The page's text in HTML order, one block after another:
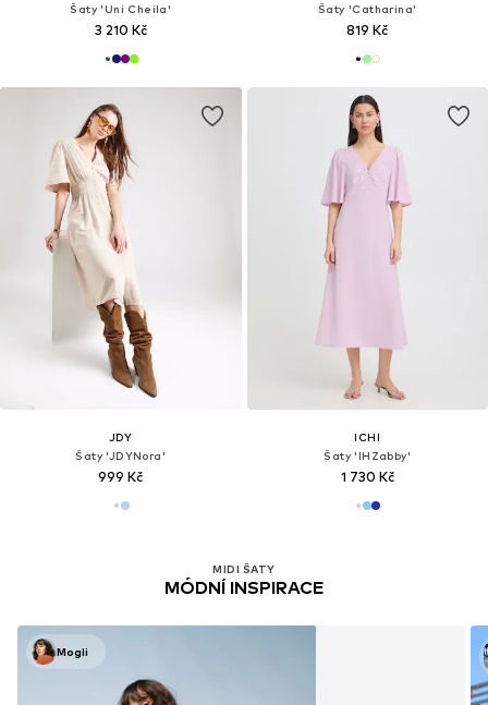
Šaty 'Uni Cheila'
3 210 Kč
Šaty 'Catharina'
819 Kč
JDY
Šaty 'JDYNora'
999 Kč
ICHI
Šaty 'IHZabby'
1 730 Kč
MIDI ŠATY
MÓDNÍ INSPIRACE
Mogli